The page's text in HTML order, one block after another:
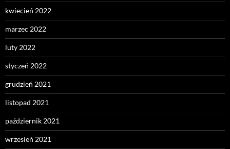
kwiecień 2022
marzec 2022
luty 2022
styczeń 2022
grudzień 2021
listopad 2021
październik 2021
wrzesień 2021